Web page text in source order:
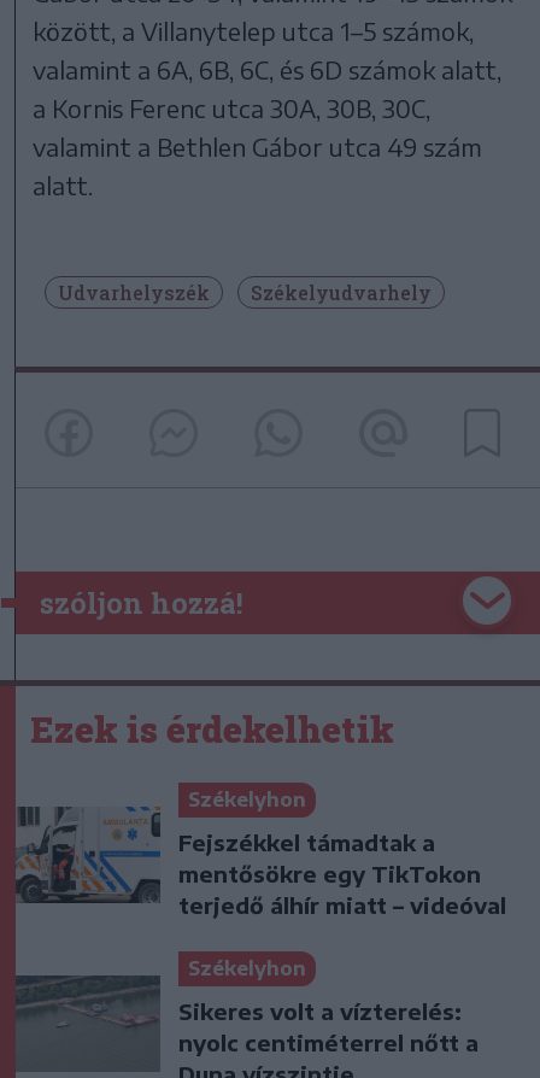
között, a Villanytelep utca 1–5 számok,
valamint a 6A, 6B, 6C, és 6D számok alatt,
a Kornis Ferenc utca 30A, 30B, 30C,
valamint a Bethlen Gábor utca 49 szám
alatt.
Udvarhelyszék Székelyudvarhely
szóljon hozzá!
Ezek is érdekelhetik
Székelyhon
Fejszékkel támadtak a
mentősökre egy TikTokon
terjedő álhír miatt – videóval
Székelyhon
Sikeres volt a vízterelés:
nyolc centiméterrel nőtt a